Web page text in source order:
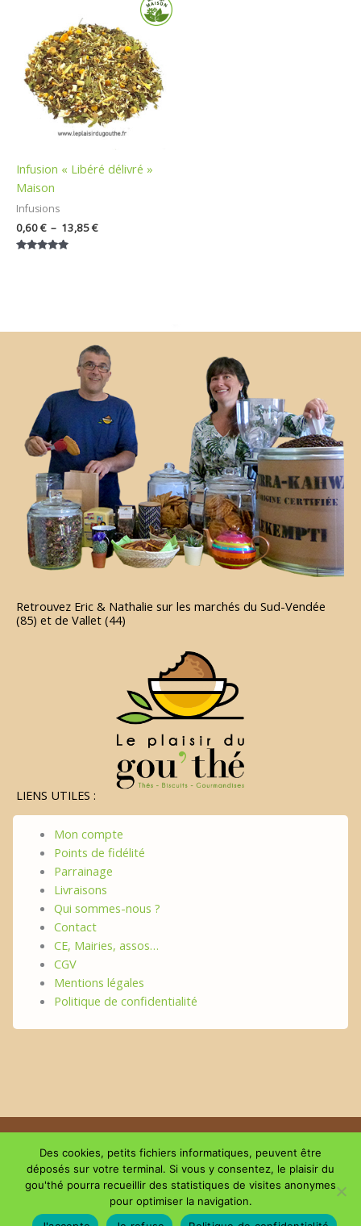
Infusion « Libéré délivré »
Maison
Infusions
0,60€ – 13,85€
prix :
0,60 €
à
13,85 €
Retrouvez Eric & Nathalie sur les marchés du Sud-Vendée
(85) et de Vallet (44)
LIENS UTILES :
Mon compte
Points de fidélité
Parrainage
Livraisons
Qui sommes-nous ?
Contact
CE, Mairies, assos…
CGV
Mentions légales
Politique de confidentialité
Copyright © 2026 | Le plaisir du GouThé
Suivez-nous sur les réseaux
Des cookies, petits fichiers informatiques, peuvent être
déposés sur votre terminal. Si vous y consentez, le plaisir du
gou'thé pourra recueillir des statistiques de visites anonymes
pour optimiser la navigation.